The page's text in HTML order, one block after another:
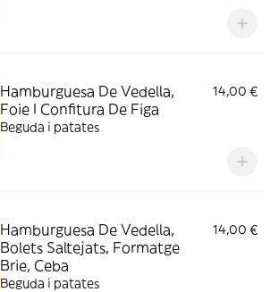
Hamburguesa De Vedella,
Foie I Confitura De Figa
14,00 €
Beguda i patates
Hamburguesa De Vedella,
Bolets Saltejats, Formatge
Brie, Ceba
14,00 €
Beguda i patates